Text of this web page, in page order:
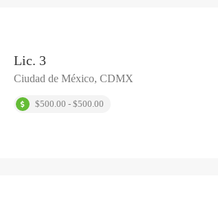
Lic. 3
Ciudad de México, CDMX
$500.00 - $500.00